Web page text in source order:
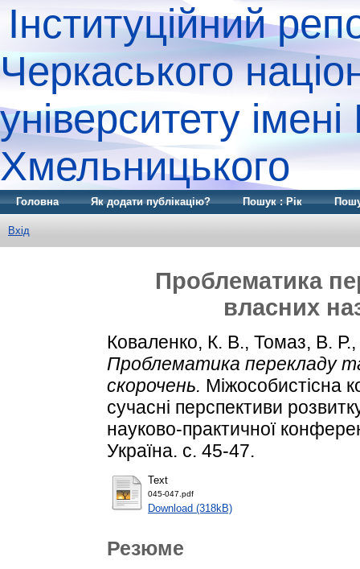
Інституційний
Черкаського
університету
Хмельницького
Головна Як додати публікацію? Пошук : Рік
Вхід
Проблематика
власних
Коваленко, К. В., Томаз, В. Р.,
Проблематика перекладу
скорочень. Міжособистісна
сучасні перспективи
науково-практичної
Україна. с. 45-47.
Text
045-047.pdf
Download (318kB)
Резюме